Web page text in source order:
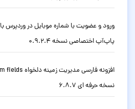
پاپ‌آپ اختصاصی نسخه 0.9.2.4
نسخه حرفه ای 6.8.7